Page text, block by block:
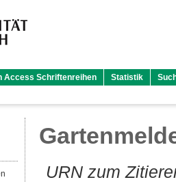
Access Schriftenreihen Statistik
URN zum